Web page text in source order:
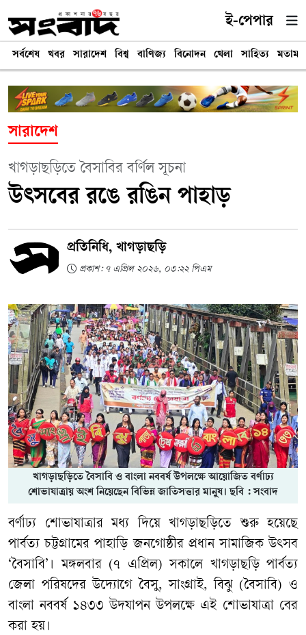
ই-পেপার
সর্বশেষ খবর সারাদেশ বিশ্ব বাণিজ্য বিনোদন খেলা সাহিত্য মতামত
সারাদেশ
খাগড়াছড়িতে বৈসাবির বর্ণিল সূচনা
উৎসবের রঙে রঙিন পাহাড়
প্রতিনিধি, খাগড়াছড়ি
প্রকাশ: ৭ এপ্রিল ২০২৬, ০৩:২২ পিএম
খাগড়াছড়িতে বৈসাবি ও বাংলা নববর্ষ উপলক্ষে আয়োজিত বর্ণাঢ্য
শোভাযাত্রায় অংশ নিয়েছেন বিভিন্ন জাতিসত্তার মানুষ। ছবি : সংবাদ
বর্ণাঢ্য শোভাযাত্রার মধ্য দিয়ে খাগড়াছড়িতে শুরু হয়েছে
পার্বত্য চট্টগ্রামের পাহাড়ি জনগোষ্ঠীর প্রধান সামাজিক উৎসব
‘বৈসাবি’। মঙ্গলবার (৭ এপ্রিল) সকালে খাগড়াছড়ি পার্বত্য
জেলা পরিষদের উদ্যোগে বৈসু, সাংগ্রাই, বিঝু (বৈসাবি) ও
বাংলা নববর্ষ ১৪৩৩ উদযাপন উপলক্ষে এই শোভাযাত্রা বের
করা হয়।